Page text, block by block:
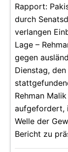
Rapport:
durch
verlangen
Lage –
gegen
Dienstag,
Rehman
aufgefordert,
Welle der
Bericht zu